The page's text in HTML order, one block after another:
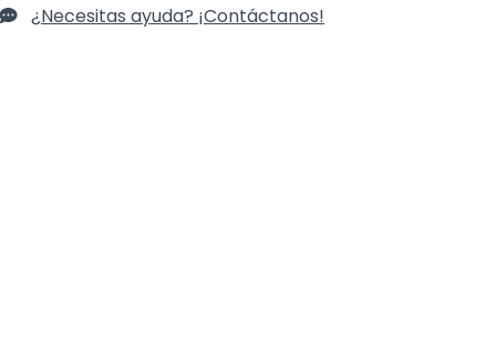
¿Necesitas ayuda? ¡Contáctanos!